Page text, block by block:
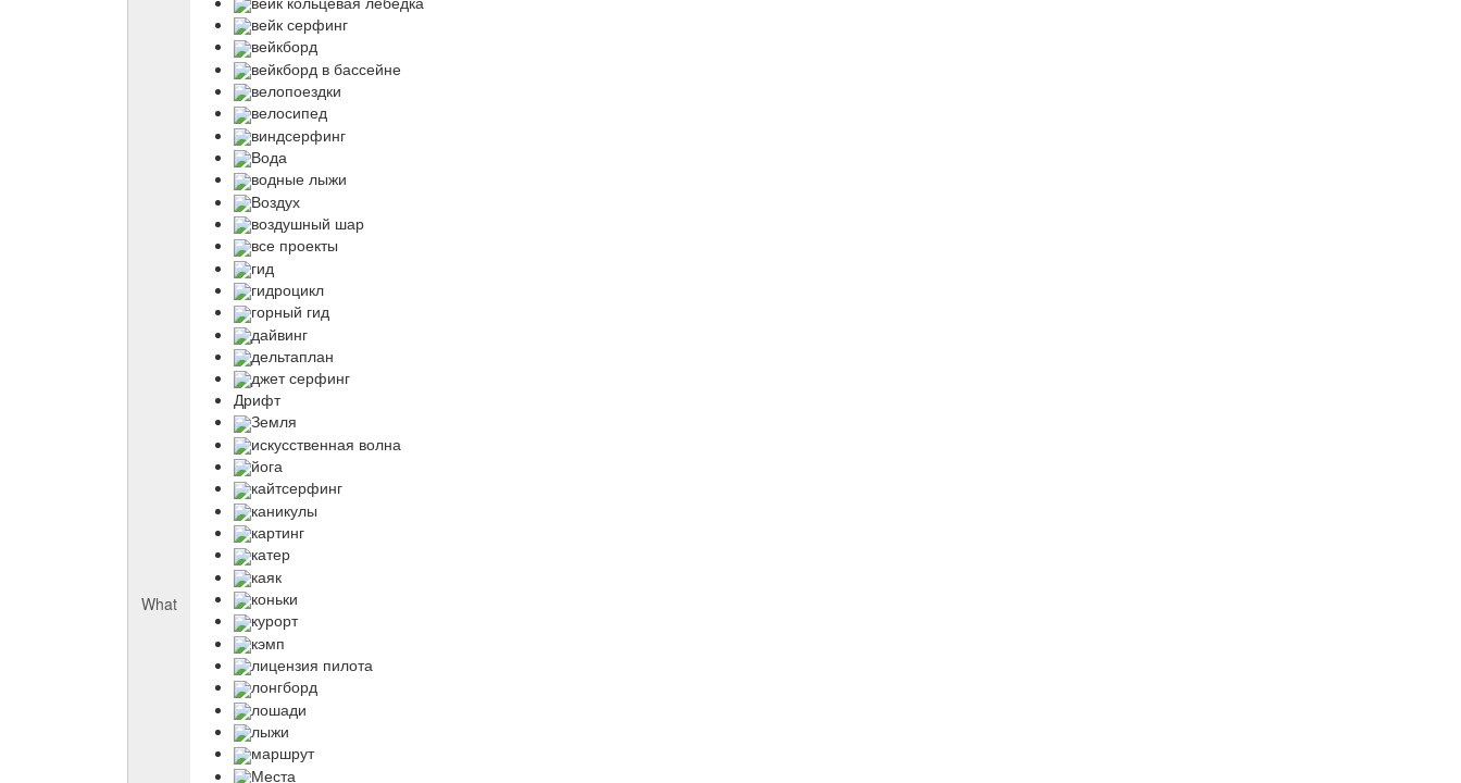
What
вейк серфинг
вейкборд
вейкборд в бассейне
велопоездки
велосипед
виндсерфинг
Вода
водные лыжи
Воздух
воздушный шар
все проекты
гид
гидроцикл
горный гид
дайвинг
дельтаплан
джет серфинг
Дрифт
Земля
искусственная волна
йога
кайтсерфинг
каникулы
картинг
катер
каяк
коньки
курорт
кэмп
лицензия пилота
лонгборд
лошади
лыжи
маршрут
Места